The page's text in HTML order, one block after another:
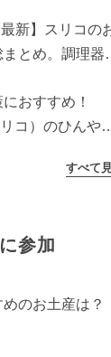
最新】スリコの
とめ。調理器
おすすめ！
コ）のひんや
すべて
参加
のお土産は？